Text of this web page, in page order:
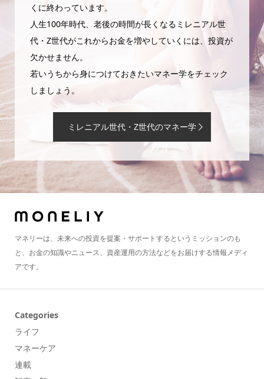
くに終わっています。
人生100年時代、老後の時間が長くなるミレニアル世
代・Z世代がこれからお金を増やしていくには、投資が
欠かせません。
若いうちから身につけておきたいマネー学をチェック
しましょう。
ミレニアル世代・Z世代のマネー学
マネリーは、未来への投資を提案・サポートするというミッションのも
と、お金の知識やニュース、資産運用の方法などをお届けする情報メディ
アです。
Categories
ライフ
マネーケア
連載